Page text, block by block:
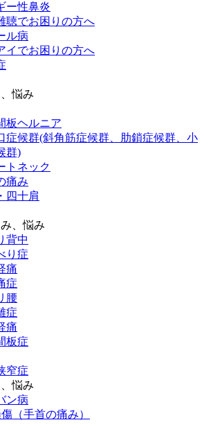
ー性鼻炎
聴でお困りの方へ
ル病
イでお困りの方へ
悩み
板ヘルニア
症候群(斜角筋症候群、肋鎖症候群、小
群)
トネック
痛み
四十肩
、悩み
背中
り症
痛
症
腰
症
痛
板症
窄症
悩み
ン病
（手首の痛み）